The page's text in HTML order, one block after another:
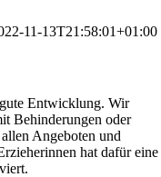
11-13T21:58:01+01:00
Entwicklung. Wir
Behinderungen oder
Angeboten und
hat dafür eine